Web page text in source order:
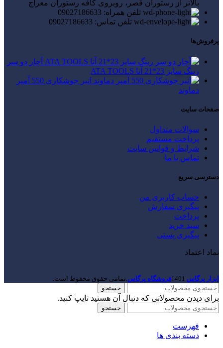
بالاتر از رستوران قصر، روبروی کافه رستوران معراج
تلفن همراه: 09027186633
تلفن تماس: 09027186633
پرفروش‌ها
آچار دو سر
رینگ سایز 23*21 آتا ATA TOOLS
انبر جوشکاری 550 آمپر
دماوند
صفحات سایت
سوالات متداول
پرداخت مستقیم
شرایط و قوانین سایت
تماس با ما
دسترسی سریع
حساب کاربری من
پیگیری سفارش
پرداخت
سبد خرید
پیگیری پستی
نماد اعتماد
ابزار پرگاس 1401فروشگاه پرگاس.تمامی حقوق محفوظ است.
جستجو
برای دیدن محصولاتی که دنبال آن هستید تایپ کنید.
جستجو
فهرست
دسته بندی ها